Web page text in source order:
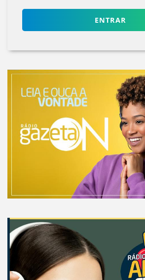
ENTRAR